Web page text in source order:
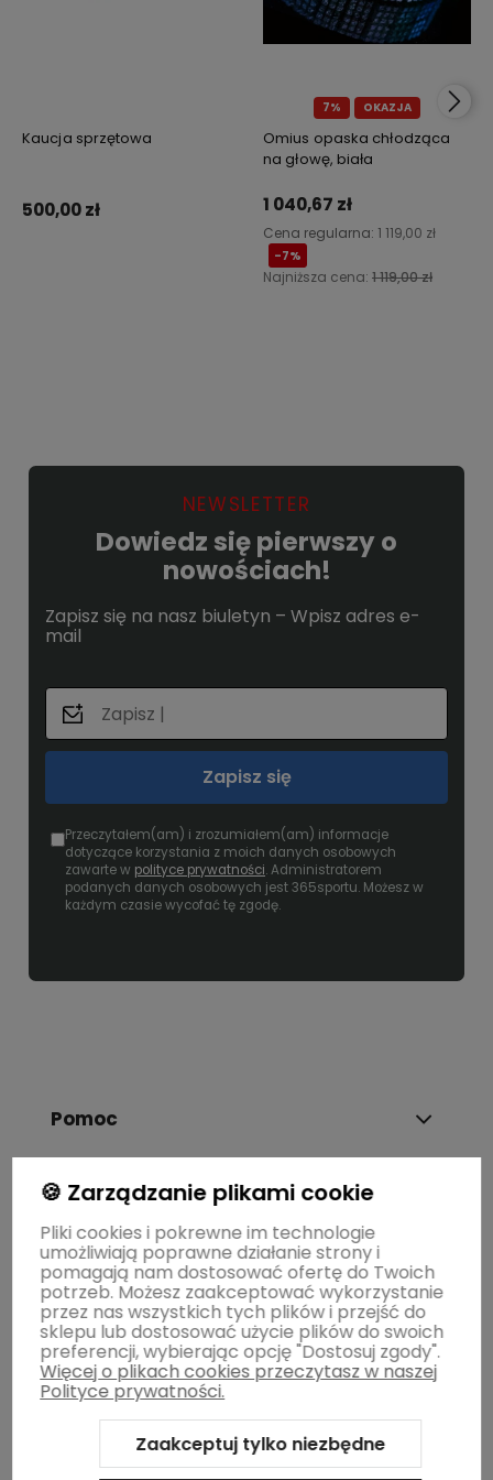
Kaucja sprzętowa
500,00 zł
7% OKAZJA
Omius opaska chłodząca
na głowę, biała
1 040,67 zł
Cena regularna: 1 119,00 zł
-7%
Najniższa cena: 1 119,00 zł
NEWSLETTER
Dowiedz się pierwszy o
nowościach!
Zapisz się na nasz biuletyn – Wpisz adres e-
mail
Zapisz się
Przeczytałem(am) i zrozumiałem(am) informacje
dotyczące korzystania z moich danych osobowych
zawarte w polityce prywatności. Administratorem
podanych danych osobowych jest 365sportu. Możesz w
każdym czasie wycofać tę zgodę.
Pomoc
Dostawa i płatność
Moje konto
Gwarancja i zwroty
O firmie
🍪 Zarządzanie plikami cookie
Pliki cookies i pokrewne im technologie
umożliwiają poprawne działanie strony i
pomagają nam dostosować ofertę do Twoich
potrzeb. Możesz zaakceptować wykorzystanie
przez nas wszystkich tych plików i przejść do
sklepu lub dostosować użycie plików do swoich
preferencji, wybierając opcję "Dostosuj zgody".
Więcej o plikach cookies przeczytasz w naszej
Polityce prywatności.
Zaakceptuj tylko niezbędne